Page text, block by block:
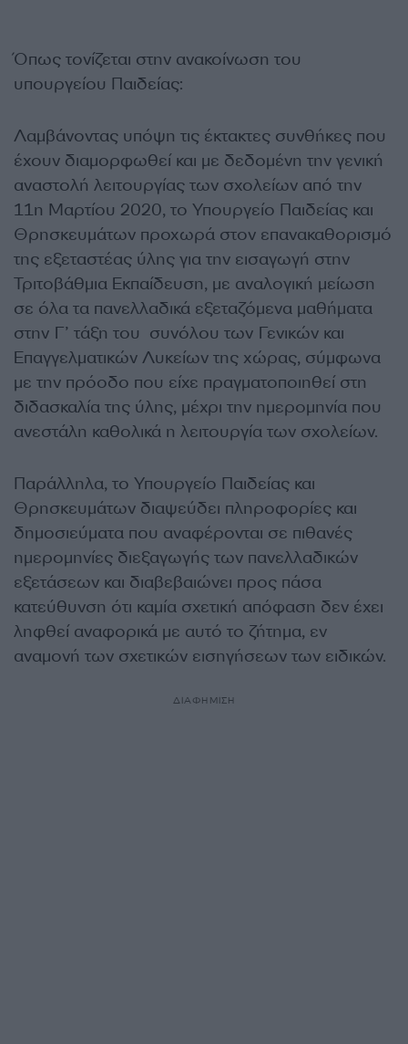
Όπως τονίζεται στην ανακοίνωση του
υπουργείου Παιδείας:
Λαμβάνοντας υπόψη τις έκτακτες συνθήκες που
έχουν διαμορφωθεί και με δεδομένη την γενική
αναστολή λειτουργίας των σχολείων από την
11η Μαρτίου 2020, το Υπουργείο Παιδείας και
Θρησκευμάτων προχωρά στον επανακαθορισμό
της εξεταστέας ύλης για την εισαγωγή στην
Τριτοβάθμια Εκπαίδευση, με αναλογική μείωση
σε όλα τα πανελλαδικά εξεταζόμενα μαθήματα
στην Γ’ τάξη του συνόλου των Γενικών και
Επαγγελματικών Λυκείων της χώρας, σύμφωνα
με την πρόοδο που είχε πραγματοποιηθεί στη
διδασκαλία της ύλης, μέχρι την ημερομηνία που
ανεστάλη καθολικά η λειτουργία των σχολείων.
Παράλληλα, το Υπουργείο Παιδείας και
Θρησκευμάτων διαψεύδει πληροφορίες και
δημοσιεύματα που αναφέρονται σε πιθανές
ημερομηνίες διεξαγωγής των πανελλαδικών
εξετάσεων και διαβεβαιώνει προς πάσα
κατεύθυνση ότι καμία σχετική απόφαση δεν έχει
ληφθεί αναφορικά με αυτό το ζήτημα, εν
αναμονή των σχετικών εισηγήσεων των ειδικών.
ΔΙΑΦΗΜΙΣΗ